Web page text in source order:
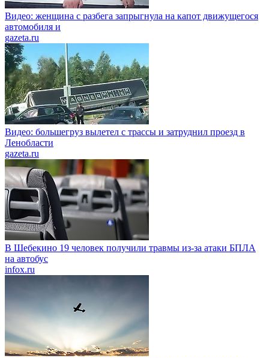
Видео: женщина с разбега запрыгнула на капот движущегося
автомобиля и
gazeta.ru
Видео: большегруз вылетел с трассы и затруднил проезд в
Ленобласти
gazeta.ru
В Шебекино 19 человек получили травмы из-за атаки БПЛА
на автобус
infox.ru